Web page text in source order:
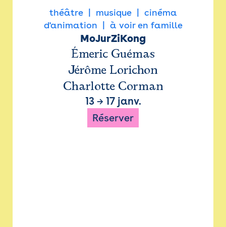
théâtre musique
cinéma
d'animation
à voir en famille
MoJurZiKong
Émeric Guémas
Jérôme Lorichon
Charlotte Corman
13→ 17 janv.
Réserver